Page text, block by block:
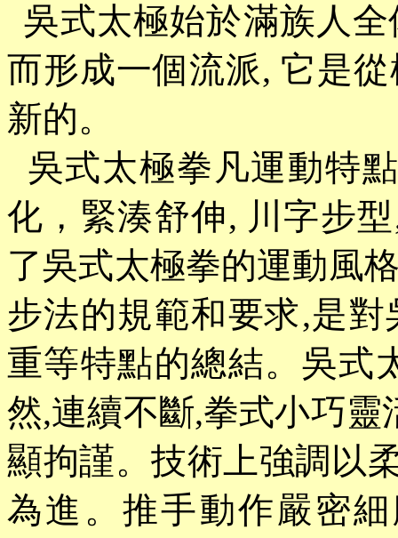
吳式太極始於滿族人
而形成一個流派, 它是
新的。
吳式太極拳凡運動特
化，緊湊舒伸, 川字步
了吳式太極拳的運動風
步法的規範和要求,是
重等特點的總結。吳式
然,連續不斷,拳式小巧
顯拘謹。技術上強調以
為進。推手動作嚴密